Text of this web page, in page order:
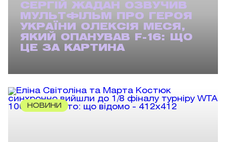
СЕРГІЙ ЖАДАН ОЗВУЧИВ
МУЛЬТФІЛЬМ ПРО ГЕРОЯ
УКРАЇНИ ОЛЕКСІЯ МЕСЯ,
ЯКИЙ ОПАНУВАВ F-16: ЩО
ЦЕ ЗА КАРТИНА
НОВИНИ